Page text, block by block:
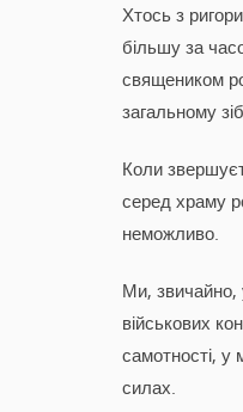
Хтось з
більшу за
священиком
загальному
Коли
серед храму
неможливо.
Ми, звичайно,
військових
самотності, у
силах.